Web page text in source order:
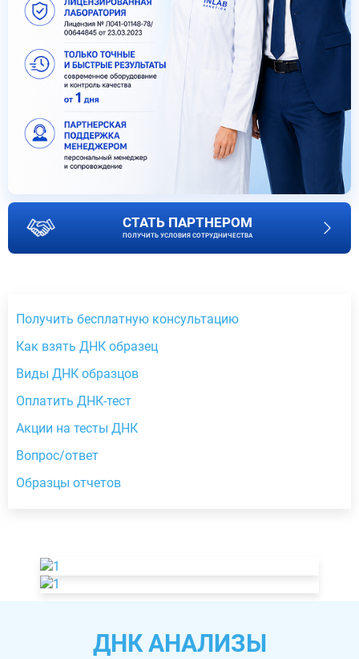
СТАТЬ ПАРТНЕРОМ
ПОЛУЧИТЬ УСЛОВИЯ СОТРУДНИЧЕСТВА
Получить бесплатную консультацию
Как взять ДНК образец
Виды ДНК образцов
Оплатить ДНК-тест
Акции на тесты ДНК
Вопрос/ответ
Образцы отчетов
ДНК АНАЛИЗЫ